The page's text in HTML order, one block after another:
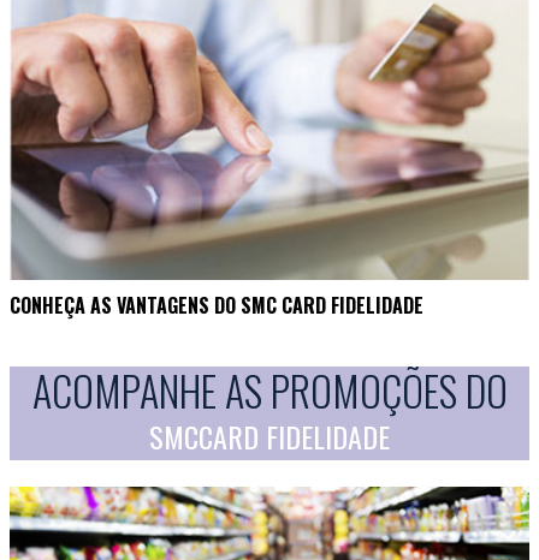
CONHEÇA AS VANTAGENS DO SMC CARD FIDELIDADE
ACOMPANHE AS PROMOÇÕES DO
SMCCARD FIDELIDADE